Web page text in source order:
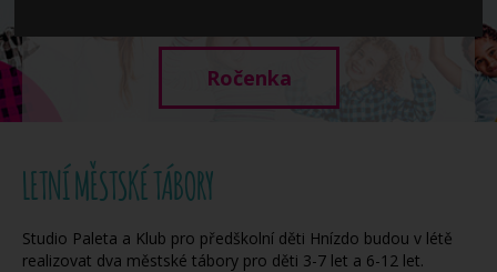
Ročenka
LETNÍ MĚSTSKÉ TÁBORY
Studio Paleta a Klub pro předškolní děti Hnízdo budou v létě
realizovat dva městské tábory pro děti 3-7 let a 6-12 let.